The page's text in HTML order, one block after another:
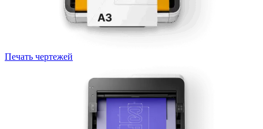
Печать чертежей